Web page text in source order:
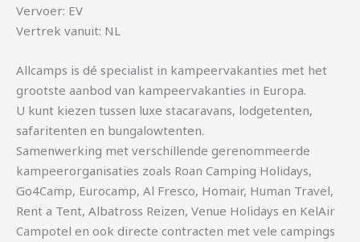
Vervoer: EV
Vertrek vanuit: NL
Allcamps is dé specialist in kampeervakanties met het
grootste aanbod van kampeervakanties in Europa.
U kunt kiezen tussen luxe stacaravans, lodgetenten,
safaritenten en bungalowtenten.
Samenwerking met verschillende gerenommeerde
kampeerorganisaties zoals Roan Camping Holidays,
Go4Camp, Eurocamp, Al Fresco, Homair, Human Travel,
Rent a Tent, Albatross Reizen, Venue Holidays en KelAir
Campotel en ook directe contracten met vele campings